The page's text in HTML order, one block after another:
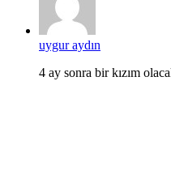
uygur aydın
4 ay sonra bir kızım